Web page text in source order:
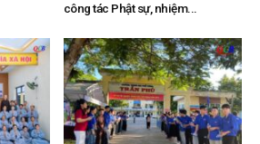
công tác Phật sự, nhiệm...